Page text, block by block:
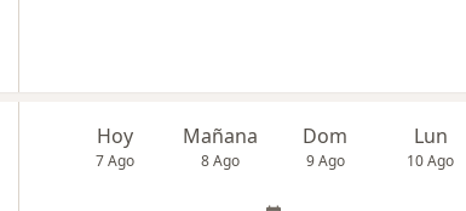
Hoy
7 Ago
Mañana
8 Ago
Dom
9 Ago
Lun
10 Ago